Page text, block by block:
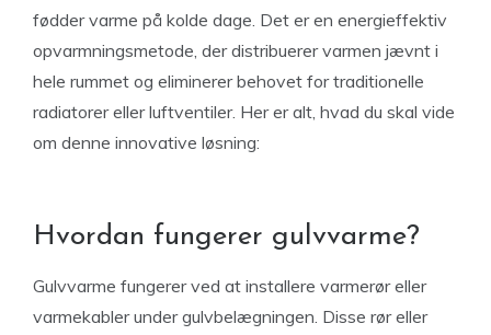
fødder varme på kolde dage. Det er en energieffektiv
opvarmningsmetode, der distribuerer varmen jævnt i
hele rummet og eliminerer behovet for traditionelle
radiatorer eller luftventiler. Her er alt, hvad du skal vide
om denne innovative løsning:
Hvordan fungerer gulvvarme?
Gulvvarme fungerer ved at installere varmerør eller
varmekabler under gulvbelægningen. Disse rør eller